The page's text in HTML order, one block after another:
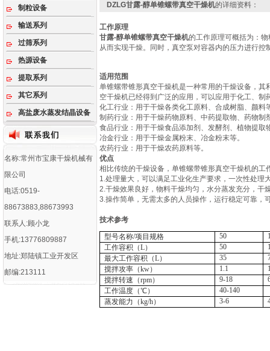
制粒设备
输送系列
过筛系列
热源设备
提取系列
其它系列
高盐废水蒸发结晶设备
名称:常州市宝康干燥机械有
限公司
电话:0519-
88673883,88673993
联系人:顾小龙
手机:13776809887
地址:郑陆镇工业开发区
邮编:213111
DZLG甘露-醇单锥螺带真空干燥机的详细资料：
工作原理
甘露-醇单锥螺带真空干燥机的工作原理可概括为：
从而实现干燥。同时，真空泵对容器内的压力进行
适用范围
单锥螺带锥形真空干燥机是一种常用的干燥设备，
空干燥机已经得到广泛的应用，可以应用于化工、
化工行业‌：用于干燥各类化工原料、合成树脂、颜料
制药行业‌：用于干燥药物原料、中药提取物、药物制
食品行业‌：用于干燥食品添加剂、发酵剂、植物提取
‌冶金行业‌：用于干燥金属粉末、冶金粉末等‌。
‌农药行业‌：用于干燥农药原料等‌。
优点
相比传统的干燥设备，单锥螺带锥形真空干燥机的工
1.处理量大，可以满足工业化生产要求，一次性处理
2.干燥效果良好，物料干燥均匀，水分蒸发充分，干
3.操作简单，无需太多的人员操作，运行稳定可靠，
技术参考
型号名称/项目规格
50
工作容积（L）
50
最大工作容积（L）
35
搅拌攻率（kw）
1.1
搅拌转速（rpm）
9-18
工作温度（℃）
40-140
蒸发能力（kg/h）
3-6